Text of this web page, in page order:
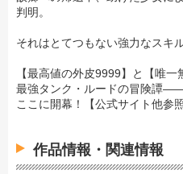
判明。
それはとてつもない強力なスキ
【最高値の外皮9999】と【唯
最強タンク・ルードの冒険譚――
ここに開幕！【公式サイト他参照
作品情報・関連情報